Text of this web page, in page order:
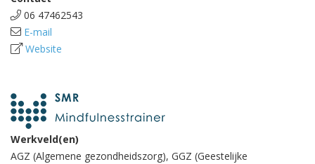
06 47462543
E-mail
Website
Werkveld(en)
AGZ (Algemene gezondheidszorg), GGZ (Geestelijke